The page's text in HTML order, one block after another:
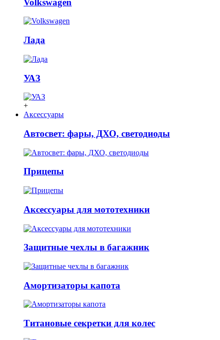
Лада
УАЗ
+
Аксессуары
Автосвет: фары, ДХО, светодиоды
Прицепы
Аксессуары для мототехники
Защитные чехлы в багажник
Амортизаторы капота
Титановые секретки для колес